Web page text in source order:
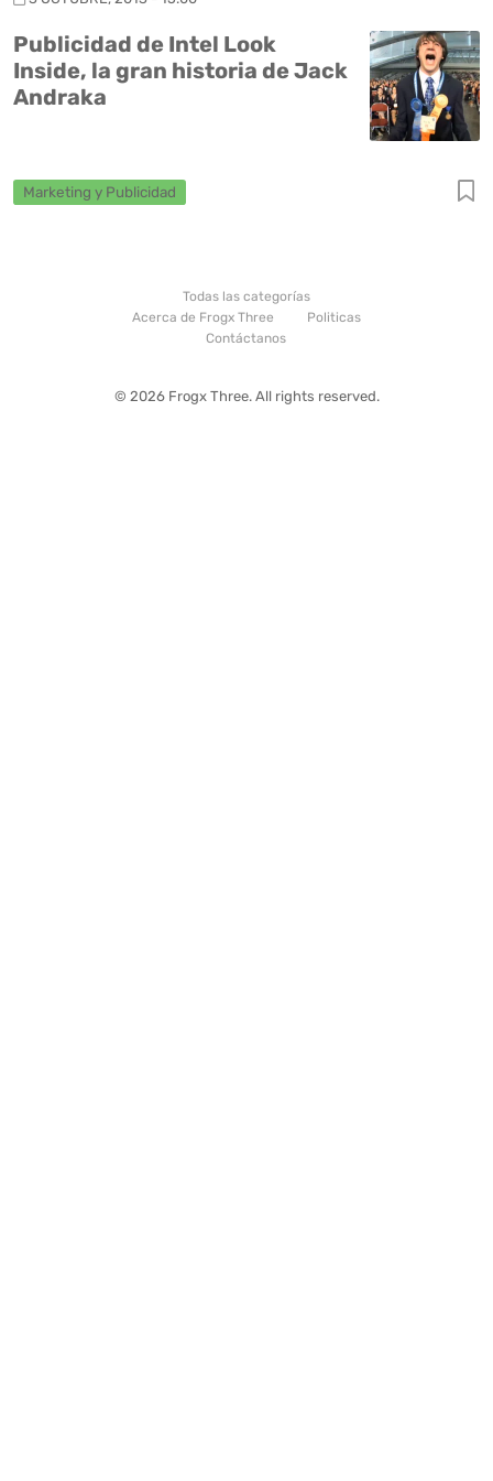
Publicidad de Intel Look
Inside, la gran historia de Jack
Andraka
Marketing y Publicidad
Todas las categorías
Acerca de Frogx Three
Politicas
Contáctanos
© 2026 Frogx Three. All rights reserved.